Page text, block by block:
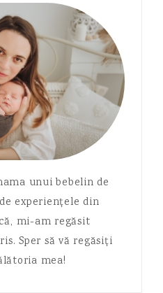
unui bebelin de
experiențele din
mi-am regăsit
Sper să vă regăsiți
mea!